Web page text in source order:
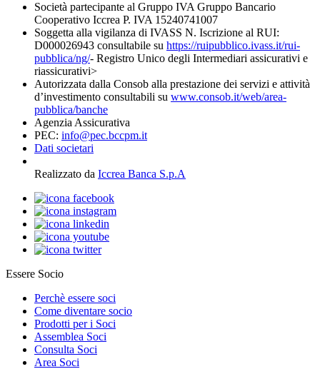
Società partecipante al Gruppo IVA Gruppo Bancario
Cooperativo Iccrea P. IVA 15240741007
Soggetta alla vigilanza di IVASS N. Iscrizione al RUI:
D000026943 consultabile su https://ruipubblico.ivass.it/rui-
pubblica/ng/- Registro Unico degli Intermediari assicurativi e
riassicurativi>
Autorizzata dalla Consob alla prestazione dei servizi e attività
d’investimento consultabili su www.consob.it/web/area-
pubblica/banche
Agenzia Assicurativa
PEC: info@pec.bccpm.it
Dati societari
Realizzato da Iccrea Banca S.p.A
Essere Socio
Perchè essere soci
Come diventare socio
Prodotti per i Soci
Assemblea Soci
Consulta Soci
Area Soci